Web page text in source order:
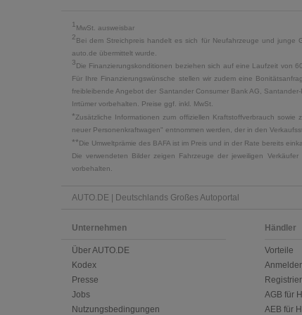
1 MwSt. ausweisbar
2Bei dem Streichpreis handelt es sich für Neufahrzeuge und junge
auto.de übermittelt wurde.
3Die Finanzierungskonditionen beziehen sich auf eine Laufzeit von
Für Ihre Finanzierungswünsche stellen wir zudem eine
freibleibende Angebot der Santander Consumer Bank AG,
Irrtümer vorbehalten. Preise ggf. inkl. MwSt.
*Zusätzliche Informationen zum offiziellen Kraftstoffverbrauch
neuer Personenkraftwagen" entnommen werden, der in den
**Die Umweltprämie des BAFA ist im Preis und in der Rate bereits
Die verwendeten Bilder zeigen Fahrzeuge der jeweiligen
vorbehalten.
AUTO.DE | Deutschlands Großes Autoportal
Unternehmen
Über AUTO.DE
Kodex
Presse
Jobs
Nutzungsbedingungen
Händler
Vorteile
AGB für
AEB für